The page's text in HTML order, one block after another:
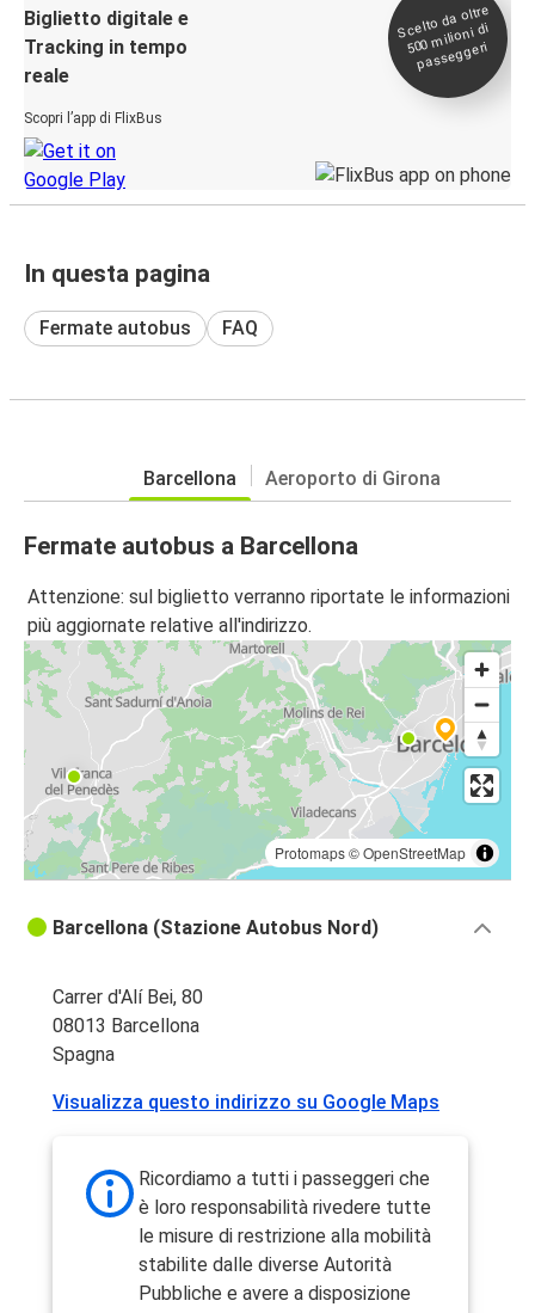
Biglietto digitale e
Tracking in tempo
reale
Scopri l’app di FlixBus
Scelto da oltre
500
milioni di
passeggeri
In questa pagina
Fermate autobus FAQ
Barcellona Aeroporto di Girona
Fermate autobus a Barcellona
Attenzione: sul biglietto verranno riportate le informazioni
più aggiornate relative all'indirizzo.
Protomaps©OpenStreetMap
Barcellona (Stazione Autobus Nord)
Carrer d'Alí Bei, 80
08013 Barcellona
Spagna
Visualizza questo indirizzo su Google Maps
Ricordiamo a tutti i passeggeri che
è loro responsabilità rivedere tutte
le misure di restrizione alla mobilità
stabilite dalle diverse Autorità
Pubbliche e avere a disposizione